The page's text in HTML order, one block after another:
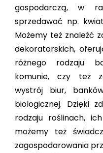
gospodarczą, w
sprzedawać np.
Możemy też znaleźć
dekoratorskich,
różnego rodzaju
komunie, czy też
wystrój biur,
biologicznej. Dzięki
rodzaju roślinach,
możemy też
zagospodarowania